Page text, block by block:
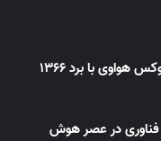
استلاتو G9 معرفی شد | شاسی‌بلند لوکس هواوی با برد ۱۳۶۶
فناوری در عصر هوش